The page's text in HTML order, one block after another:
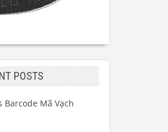
POSTS
Barcode Mã Vạch